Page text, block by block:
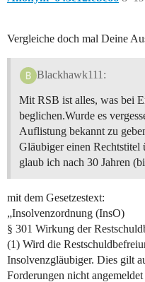
Vergleiche doch mal Deine
Blackhawk111:
Mit RSB ist alles, was bei
beglichen.Wurde es
Auflistung bekannt zu
Gläubiger einen Rechtstitel
glaub ich nach 30 Jahren
mit dem Gesetzestext:
„Insolvenzordnung (InsO)
§ 301 Wirkung der
(1) Wird die
Insolvenzgläubiger. Dies gilt
Forderungen nicht angemeldet